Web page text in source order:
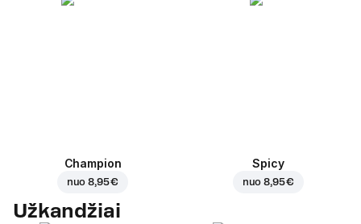
Champion
nuo8,95 €
Spicy
nuo8,95 €
Užkandžiai